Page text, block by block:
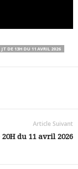
JT DE 13H DU 11 AVRIL 2026
Article Suivant
20H du 11 avril 2026